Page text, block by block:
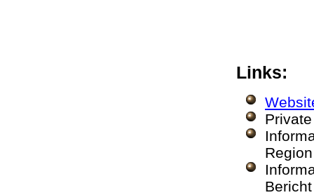
Links: